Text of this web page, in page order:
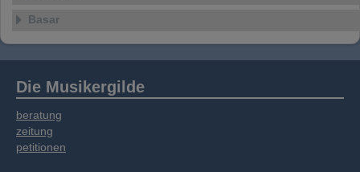
Basar
Die Musikergilde
beratung
zeitung
petitionen